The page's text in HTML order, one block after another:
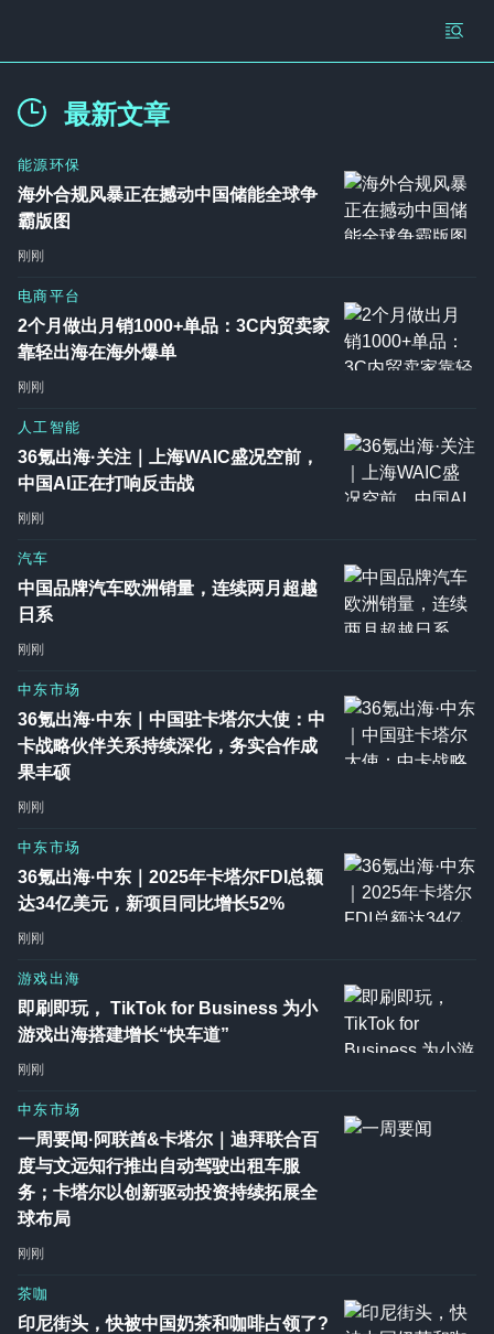
最新文章
能源环保
海外合规风暴正在撼动中国储能全球争
霸版图
刚刚
电商平台
2个月做出月销1000+单品：3C内贸卖家
靠轻出海在海外爆单
刚刚
人工智能
36氪出海·关注｜上海WAIC盛况空前，
中国AI正在打响反击战
刚刚
汽车
中国品牌汽车欧洲销量，连续两月超越
日系
刚刚
中东市场
36氪出海·中东｜中国驻卡塔尔大使：中
卡战略伙伴关系持续深化，务实合作成
果丰硕
刚刚
中东市场
36氪出海·中东｜2025年卡塔尔FDI总额
达34亿美元，新项目同比增长52%
刚刚
游戏出海
即刷即玩， TikTok for Business 为小
游戏出海搭建增长“快车道”
刚刚
中东市场
一周要闻·阿联酋&卡塔尔｜迪拜联合百
度与文远知行推出自动驾驶出租车服
务；卡塔尔以创新驱动投资持续拓展全
球布局
刚刚
茶咖
印尼街头，快被中国奶茶和咖啡占领了?